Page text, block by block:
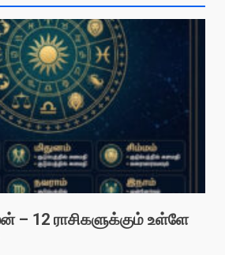
– 12 ராசிகளுக்கும் உள்ளே